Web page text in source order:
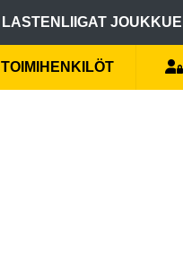
LASTENLIIGAT
TOIMIHENKILÖT